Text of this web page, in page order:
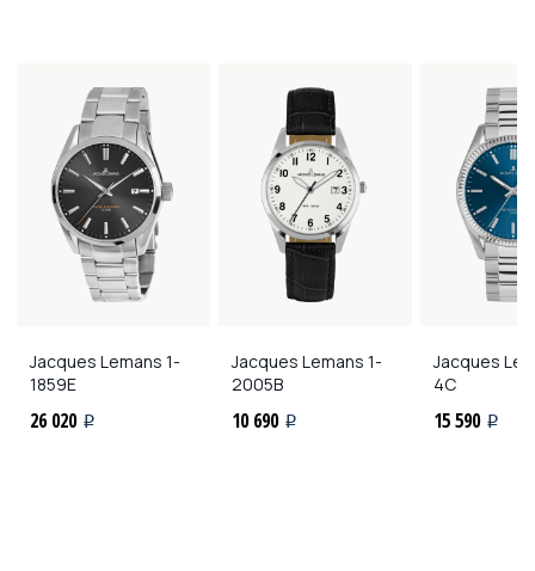
Jacques Lemans 1-
1859E
26 020 i
Jacques Lemans 1-
2005B
10 690 i
Jacques
4C
15 590 i